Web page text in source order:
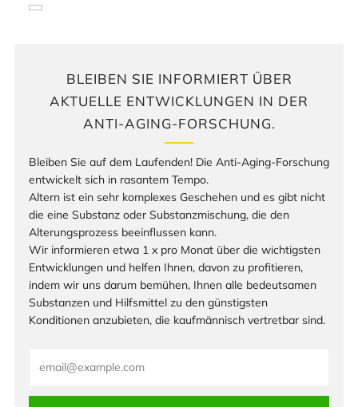
BLEIBEN SIE INFORMIERT ÜBER
AKTUELLE ENTWICKLUNGEN IN DER
ANTI-AGING-FORSCHUNG.
Bleiben Sie auf dem Laufenden! Die Anti-Aging-Forschung
entwickelt sich in rasantem Tempo.
Altern ist ein sehr komplexes Geschehen und es gibt nicht
die eine Substanz oder Substanzmischung, die den
Alterungsprozess beeinflussen kann.
Wir informieren etwa 1 x pro Monat über die wichtigsten
Entwicklungen und helfen Ihnen, davon zu profitieren,
indem wir uns darum bemühen, Ihnen alle bedeutsamen
Substanzen und Hilfsmittel zu den günstigsten
Konditionen anzubieten, die kaufmännisch vertretbar sind.